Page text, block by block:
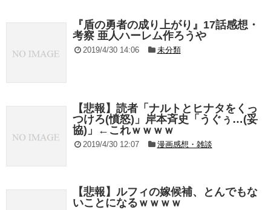
『盾の勇者の成り上がり』17話感想・
考察 亜人ハーレム作ろうや
2019/4/30 14:06 未分類
【悲報】読者「ナルトとヒナタをくっ
つけろ(憤怒)」岸本斉史「うぐぅ…(妥
協)」←これｗｗｗｗ
2019/4/30 12:07 漫画感想・雑談
【悲報】ルフィの嫁候補、とんでもな
いことになるｗｗｗｗ